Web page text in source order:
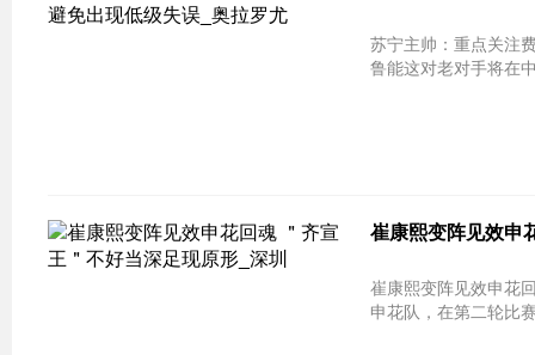
苏宁主帅：重点关注
鲁能这对老对手将在
崔康熙变阵见效申
崔康熙变阵见效申花
申花队，在第二轮比